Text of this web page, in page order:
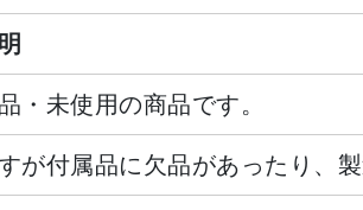
・未使用の商品です。
が付属品に欠品があったり、